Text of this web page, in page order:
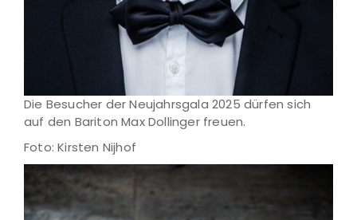
Die Besucher der Neujahrsgala 2025 dürfen sich
auf den Bariton Max Dollinger freuen.
Foto: Kirsten Nijhof